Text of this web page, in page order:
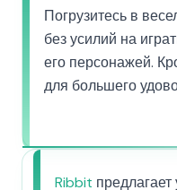
Погрузитесь в
без усилий на
его персонажей.
для большего
Ribbit